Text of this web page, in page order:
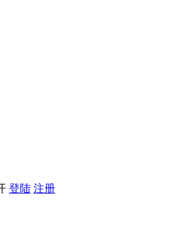
登陆 注册